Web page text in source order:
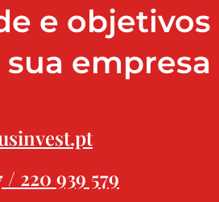
e objetivos
sua empresa
/ 220 939 579